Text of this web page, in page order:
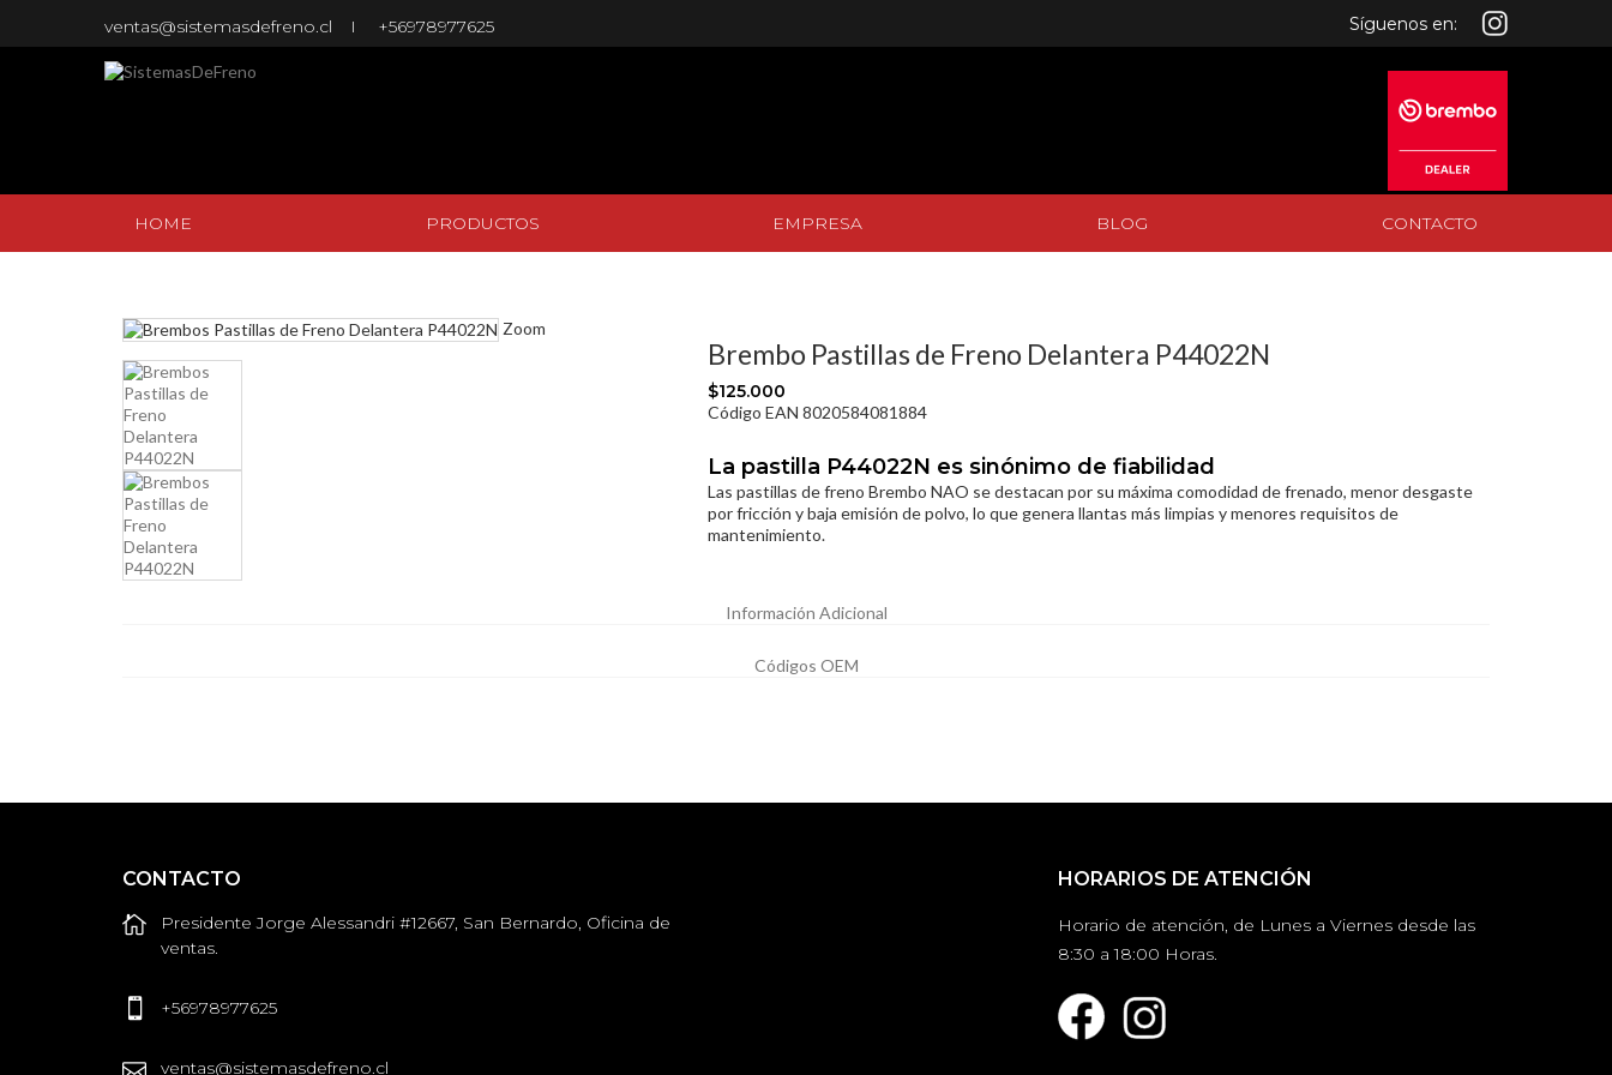
ventas@sistemasdefreno.cl +56978977625 Síguenos en:
HOME PRODUCTOS EMPRESA BLOG CONTACTO
Zoom
Brembo Pastillas de Freno Delantera P44022N
$125.000
Código EAN 8020584081884
La pastilla P44022N es sinónimo de fiabilidad
Las pastillas de freno Brembo NAO se destacan por su máxima comodidad de frenado, menor desgaste
por fricción y baja emisión de polvo, lo que genera llantas más limpias y menores requisitos de
mantenimiento.
Información Adicional
Códigos OEM
CONTACTO
Presidente Jorge Alessandri #12667, San Bernardo, Oficina de
ventas.
+56978977625
ventas@sistemasdefreno.cl
HORARIOS DE ATENCIÓN
Horario de atención, de Lunes a Viernes desde las
8:30 a 18:00 Horas.